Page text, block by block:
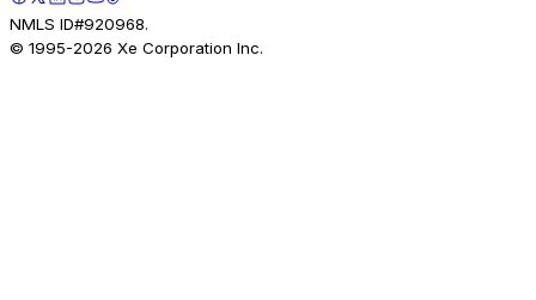
NMLS ID#920968.
© 1995-2026 Xe Corporation Inc.